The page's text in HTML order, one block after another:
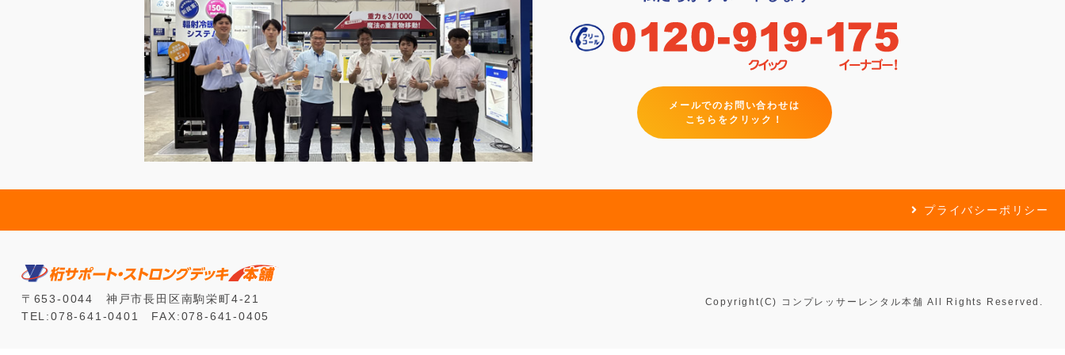
メールでのお問い合わせは
こちらをクリック！
プライバシーポリシー
Copyright(C) コンプレッサーレンタル本舗 All Rights Reserved.
〒653-0044 神戸市長田区南駒栄町4-21
TEL:078-641-0401 FAX:078-641-0405